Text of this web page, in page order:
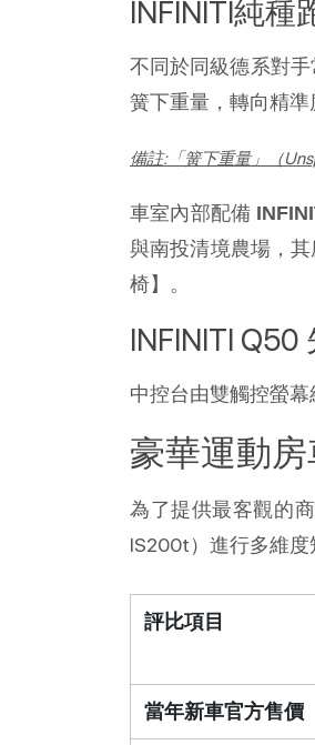
INFINITI純
不同於同級德系對手
簧下重量，轉向精準
備註:「簧下重量」（
車室內部配備
與南投清境農場，
椅】。
INFINITI
中控台由雙觸控螢
豪華運動
為了提供最客觀的
IS200t）進行多維度
評比項目
當年新車官方售價